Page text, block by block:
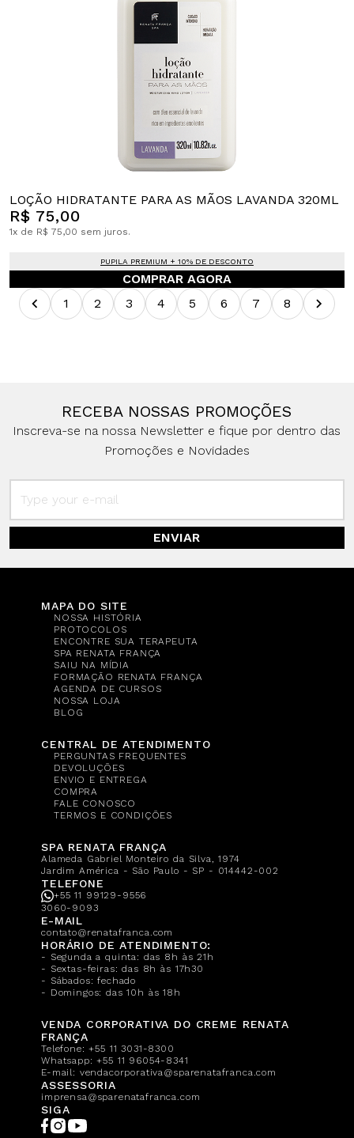
LOÇÃO HIDRATANTE PARA AS MÃOS LAVANDA 320ML
R$ 75,00
1x de R$ 75,00 sem juros.
PUPILA PREMIUM + 10% DE DESCONTO
COMPRAR AGORA
1
2 3 4 5 6 7 8
RECEBA NOSSAS PROMOÇÕES
Inscreva-se na nossa Newsletter e fique por dentro das
Promoções e Novidades
ENVIAR
MAPA DO SITE
NOSSA HISTÓRIA
PROTOCOLOS
ENCONTRE SUA TERAPEUTA
SPA RENATA FRANÇA
SAIU NA MÍDIA
FORMAÇÃO RENATA FRANÇA
AGENDA DE CURSOS
NOSSA LOJA
BLOG
CENTRAL DE ATENDIMENTO
PERGUNTAS FREQUENTES
DEVOLUÇÕES
ENVIO E ENTREGA
COMPRA
FALE CONOSCO
TERMOS E CONDIÇÕES
SPA RENATA FRANÇA
Alameda Gabriel Monteiro da Silva, 1974
Jardim América - São Paulo - SP - 014442-002
TELEFONE
+55 11 99129-9556
3060-9093
E-MAIL
contato@renatafranca.com
HORÁRIO DE ATENDIMENTO:
- Segunda a quinta: das 8h às 21h
- Sextas-feiras: das 8h às 17h30
- Sábados: fechado
- Domingos: das 10h às 18h
VENDA CORPORATIVA DO CREME RENATA
FRANÇA
Telefone:+55 11 3031-8300
Whatsapp:+55 11 96054-8341
E-mail: vendacorporativa@sparenatafranca.com
ASSESSORIA
imprensa@sparenatafranca.com
SIGA